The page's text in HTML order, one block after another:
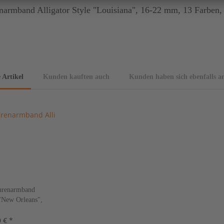
Alligator Style "Louisiana", 16-22 mm, 13
Artikel Kunden kauften auch Kunden haben sich ebenfalls
Orleans",
€ *